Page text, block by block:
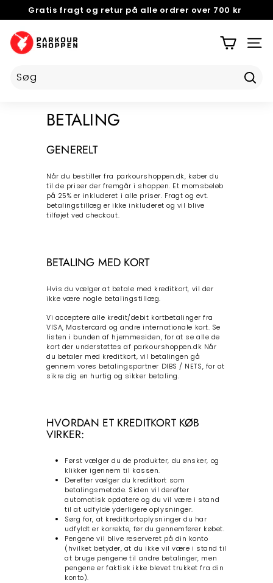
Pause
Gratis fragt og retur på alle ordrer over 700 kr
NEM OG GRATIS
5 STJERNER PÅ TRUSTPILOT
P
A
K
BETALING
GENERELT
Når du bestiller fra parkourshoppen.dk, køber du
til de priser der fremgår i shoppen. Et momsbeløb
på 25% er inkluderet i alle priser. Fragt og evt.
betalingstillæg er ikke inkluderet og vil blive
tilføjet ved checkout.
BETALING MED KORT
Hvis du vælger at betale med kreditkort, vil der
ikke være nogle betalingstillæg.
Vi acceptere alle kredit/debit kortbetalinger fra
VISA, Mastercard og andre internationale kort. Se
listen i bunden af hjemmesiden, for at se alle de
kort der understøttes af parkourshoppen.dk Når
du betaler med kreditkort, vil betalingen gå
gennem vores betalingspartner DIBS / NETS, for at
sikre dig en hurtig og sikker betaling.
HVORDAN ET KREDITKORT KØB
VIRKER:
Først vælger du de produkter, du ønsker, og
klikker igennem til kassen.
Derefter vælger du kreditkort som
betalingsmetode. Siden vil derefter
automatisk opdatere og du vil være i stand
til at udfylde yderligere oplysninger.
Sørg for, at kreditkortoplysninger du har
udfyldt er korrekte, før du gennemfører købet.
Pengene vil blive reserveret på din konto
(hvilket betyder, at du ikke vil være i stand til
at bruge pengene til andre betalinger, men
pengene er faktisk ikke blevet trukket fra din
konto).